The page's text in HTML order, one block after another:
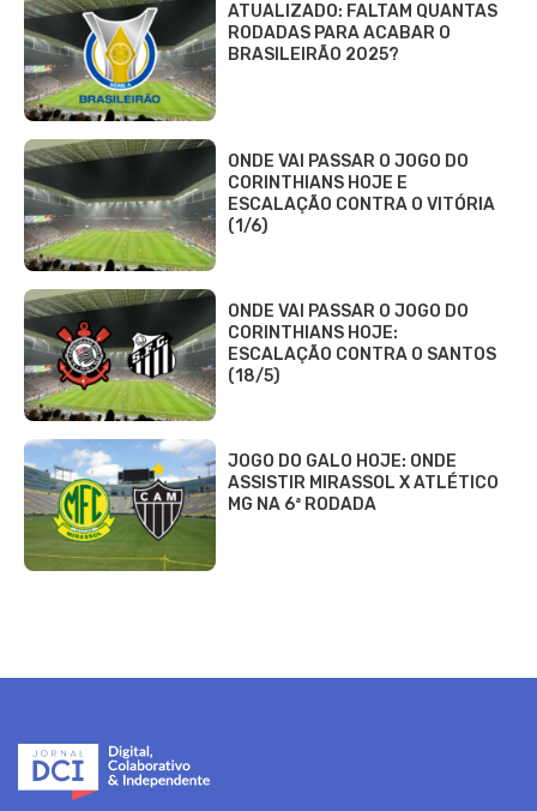
ATUALIZADO: FALTAM QUANTAS
RODADAS PARA ACABAR O
BRASILEIRÃO 2025?
ONDE VAI PASSAR O JOGO DO
CORINTHIANS HOJE E
ESCALAÇÃO CONTRA O VITÓRIA
(1/6)
ONDE VAI PASSAR O JOGO DO
CORINTHIANS HOJE:
ESCALAÇÃO CONTRA O SANTOS
(18/5)
JOGO DO GALO HOJE: ONDE
ASSISTIR MIRASSOL X ATLÉTICO
MG NA 6ª RODADA